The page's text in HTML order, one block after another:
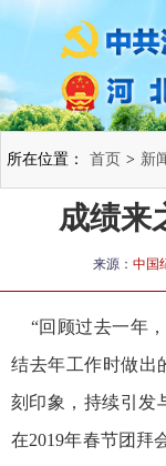
所在位置： 首页 > 新
成绩来
来源： 中国
“回顾过去一年，
结去年工作时做出
刻印象，持续引发
在2019年春节团拜